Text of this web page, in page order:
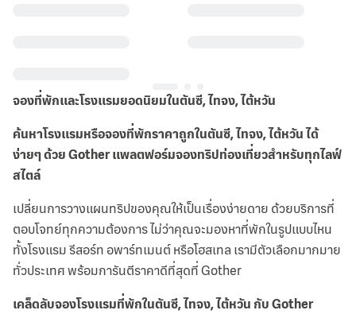
จองที่พักและโรงแรมยอดนิยมในตันซี, ไทจง, ไต้หวัน
ค้นหาโรงแรมหรือจองที่พักราคาถูกในตันซี, ไทจง, ไต้หวัน ได้
ง่ายๆ ด้วย Gother แพลตฟอร์มจองทริปท่องเที่ยวสำหรับทุกไลฟ์
สไตล์
เปลี่ยนการวางแผนทริปของคุณให้เป็นเรื่องง่ายดาย ด้วยบริการที่
ตอบโจทย์ทุกความต้องการ ไม่ว่าคุณจะมองหาที่พักในรูปแบบไหน
ทั้งโรงแรม รีสอร์ท อพาร์ทเมนต์ หรือโฮสเทล เรามีตัวเลือกมากมาย
ทั่วประเทศ พร้อมการันตีราคาดีที่สุดที่ Gother
เคล็ดลับจองโรงแรมที่พักในตันซี, ไทจง, ไต้หวัน กับ Gother